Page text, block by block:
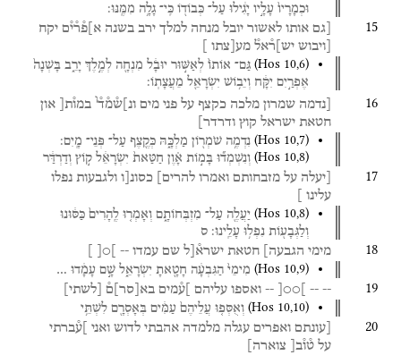
וּכְמָרָיו֙ עָלָ֣יו יָגִ֔ילוּ עַל־ כְּבוֹד֖וֹ כִּֽי־ גָלָ֥ה מִמֶּֽנּוּ׃
15 [גם אותו לאשור יובל מנחה למלך ירב בשנה א]פ֯ר֯י֯ם יקח
[ויבוש יש]ר֯אל֯ מע[צתו
(Hos 10,6) גַּם־ אוֹתוֹ֙ לְאַשּׁ֣וּר יוּבָ֔ל מִנְחָ֖ה לְמֶ֣לֶךְ יָרֵ֑ב בָּשְׁנָה֙
אֶפְרַ֣יִם יִקָּ֔ח וְיֵב֥וֹשׁ יִשְׂרָאֵ֖ל מֵעֲצָתֽוֹ׃
16 [נדמה שמרון מלכה כקצף על פני מים ונ]ש֯מ֯ד֯ו במו֯ת[
און
חטאת ישראל קוץ ודרדר]
(Hos 10,7) נִדְמֶ֥ה שֹׁמְר֖וֹן מַלְכָּ֑הּ כְּקֶ֖צֶף עַל־ פְּנֵי־ מָֽיִם׃
(Hos 10,8) וְנִשְׁמְד֞וּ בָּמ֣וֹת אָ֗וֶן חַטַּאת֙ יִשְׂרָאֵ֔ל ק֣וֹץ וְדַרְדַּ֔ר
17 [יעלה על מזבחותם ואמרו להרים] כסונ[ו ולגבעות נפלו
עלינו
(Hos 10,8) יַעֲלֶ֖ה עַל־ מִזְבְּחוֹתָ֑ם וְאָמְר֤וּ לֶֽהָרִים֙ כַּסּ֔וּנוּ
וְלַגְּבָע֖וֹת נִפְל֥וּ עָלֵֽינוּ׃ ס
18 מימי הגבעה] חטאת ישרא֯[ל שם עמדו --
]○[
(Hos 10,9) מִימֵי֙ הַגִּבְעָ֔ה חָטָ֖אתָ יִשְׂרָאֵ֑ל שָׁ֣ם עָמָ֔דוּ …
19
--
--
]○○[
-- ואספו עליהם ]ע֯מים בא סר ם֯ לשתי
(Hos 10,10) וְאֻסְּפ֤וּ עֲלֵיהֶם֙ עַמִּ֔ים בְּאָסְרָ֖ם לִשְׁתֵּ֥י
20 [עונתם ואפרים עגלה מלמדה אהבתי לדוש ואני
]ע֯ברתי
על ט֯ו֯ב[ צוארה]